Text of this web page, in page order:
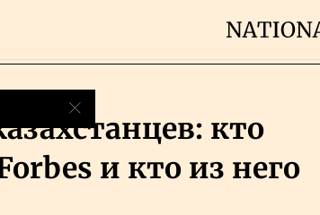
кто
и кто из него